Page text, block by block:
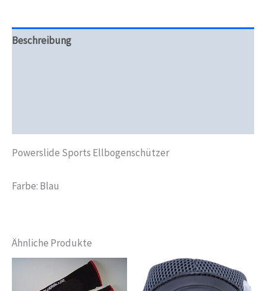
Beschreibung
Powerslide Sports Ellbogenschützer
Farbe: Blau
Ähnliche Produkte